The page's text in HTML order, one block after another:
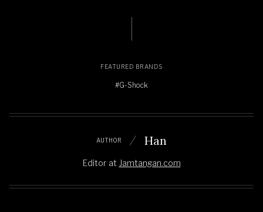
FEATURED BRANDS
#G-Shock
AUTHOR Han
Editor at Jamtangan.com